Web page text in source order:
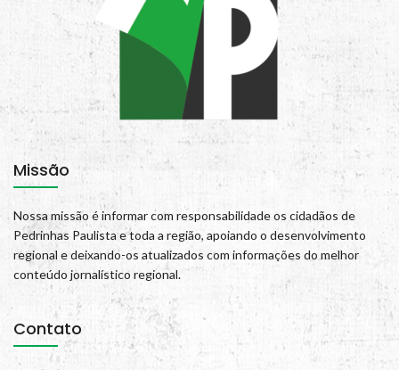
Missão
Nossa missão é informar com responsabilidade os cidadãos de
Pedrinhas Paulista e toda a região, apoiando o desenvolvimento
regional e deixando-os atualizados com informações do melhor
conteúdo jornalístico regional.
Contato